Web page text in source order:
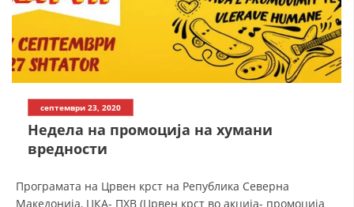
ДЕЈСТВУВАЊЕ
септември 23, 2020
Недела на промоција на хумани
вредности
Програмата на Црвен крст на Република Северна
Македонија, ЦКА- ПХВ (Црвен крст во акција- промоција